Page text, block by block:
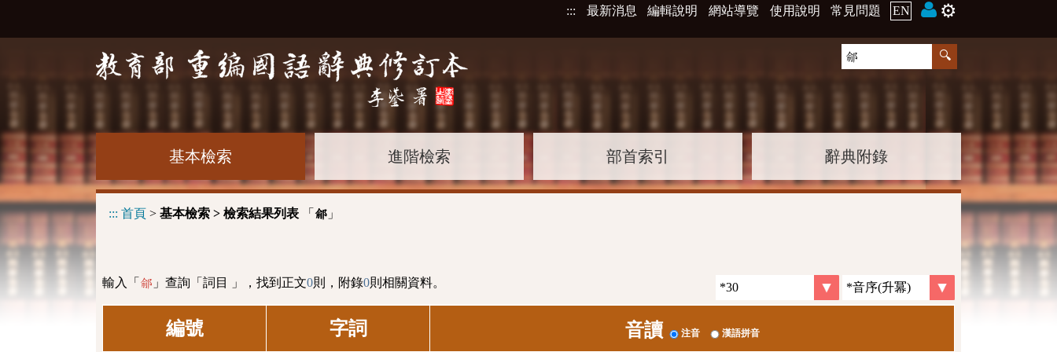
::: 最新消息 編輯說明 網站導覽 使用說明 常見問題 EN ⚙️
基本檢索 進階檢索 部首索引 辭典附錄
::: 首頁 > 基本檢索 > 檢索結果列表 「 鄃 」
輸入「 鄃 」查詢「詞目 」，找到正文0則，附錄0則相關資料。
編號 字詞 音讀 注音 漢語拼音